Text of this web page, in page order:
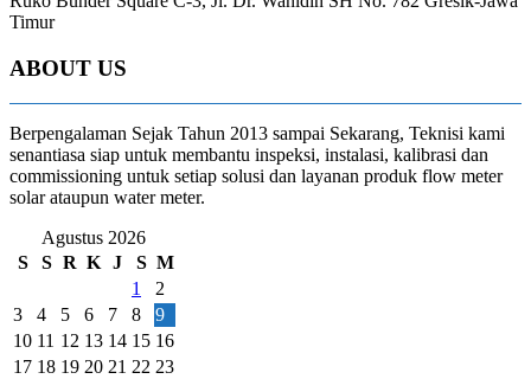
Timur
ABOUT US
Berpengalaman Sejak Tahun 2013 sampai Sekarang, Teknisi kami
senantiasa siap untuk membantu inspeksi, instalasi, kalibrasi dan
commissioning untuk setiap solusi dan layanan produk flow meter
solar ataupun water meter.
Agustus 2026
S
S R K J S M
1
2
3
4 5 6 7 8
9
10 11 12 13 14 15 16
17 18 19 20 21 22 23